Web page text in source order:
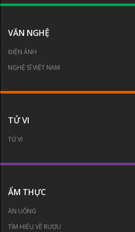
VĂN NGHỆ
ĐIỆN ẢNH
NGHỆ SĨ VIỆT NAM
TỬ VI
TỬ VI
ẨM THỰC
ĂN UỐNG
TÌM HIỂU VỀ RƯỢU